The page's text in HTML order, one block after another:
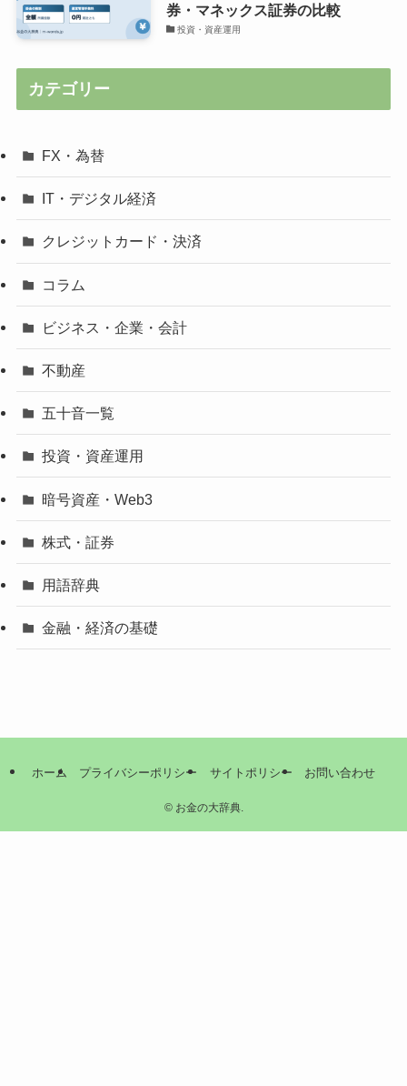
券・マネックス証券の比較
投資・資産運用
カテゴリー
FX・為替
IT・デジタル経済
クレジットカード・決済
コラム
ビジネス・企業・会計
不動産
五十音一覧
投資・資産運用
暗号資産・Web3
株式・証券
用語辞典
金融・経済の基礎
ホーム プライバシーポリシー サイトポリシー お問い合わせ
©お金の大辞典.